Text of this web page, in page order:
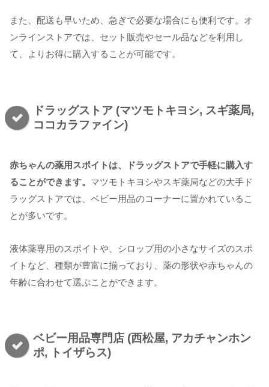
また、配送も早いため、急ぎで必要な場合にも便利です。オ
ンラインストアでは、セット販売やセール品などを利用し
て、よりお得に購入することが可能です。
ドラッグストア (マツモトキヨシ, スギ薬局,
ココカラファイン)
赤ちゃんの薬用スポイトは、ドラッグストアで手軽に購入す
ることができます。 マツモトキヨシやスギ薬局などの大手ド
ラッグストアでは、ベビー用品のコーナーに置かれているこ
とが多いです。
液体薬専用のスポイトや、シロップ用の小さなサイズのスポ
イトなど、種類が豊富に揃っており、薬の形状や赤ちゃんの
年齢に合わせて選ぶことができます。
ベビー用品専門店 (西松屋, アカチャンホン
ポ, トイザらス)